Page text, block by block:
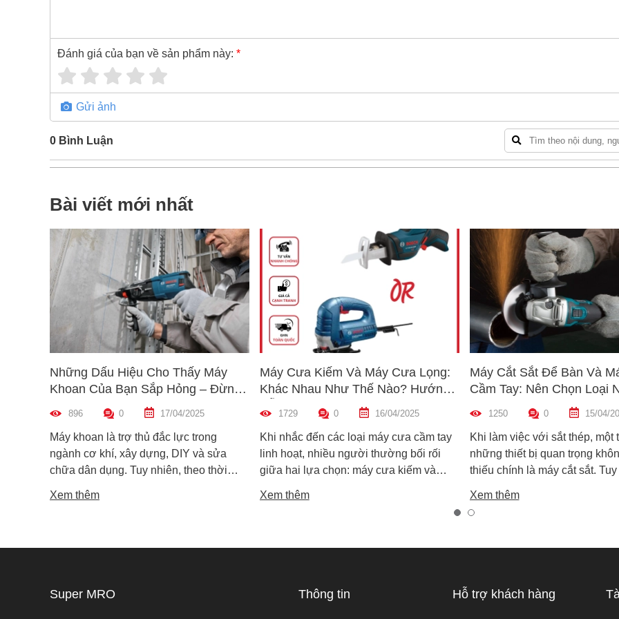
Đánh giá của bạn về sản phẩm này: *
Gửi ảnh
0 Bình Luận
Bài viết mới nhất
Những Dấu Hiệu Cho Thấy Máy
Khoan Của Bạn Sắp Hỏng – Đừng
896 0 17/04/2025
Máy khoan là trợ thủ đắc lực trong
ngành cơ khí, xây dựng, DIY và sửa
chữa dân dụng. Tuy nhiên, theo thời
xuống cấp và hư hỏng nếu không được
các dấu hiệu máy khoan sắp hỏng? Hãy
Xem thêm
Máy Cưa Kiếm Và Máy Cưa Lọng:
Khác Nhau Như Thế Nào? Hướng
Dẫn Chọn Máy Phù Hợp
1729 0 16/04/2025
Khi nhắc đến các loại máy cưa cầm tay
linh hoạt, nhiều người thường bối rối
giữa hai lựa chọn: máy cưa kiếm và
trong các công việc cắt gỗ, sắt, nhựa và
khác nhau như thế nào? Loại nào sẽ
phù hợp với công việc của bạn hơn?
Xem thêm
Máy Cắt Sắt Để Bàn Và
Cầm Tay: Nên Chọn Loại
Hợp Nhất?
1250 0 15/04/
Khi làm việc với sắt thép, một
những thiết bị quan trọng
thiếu chính là máy cắt sắt.
biến là máy cắt sắt để bàn và
sắt cầm tay, khiến nhiều
và tư vấn chọn lựa loại máy
nhất với nhu cầu sử dụng
Xem thêm
Super MRO Thông tin Hỗ trợ khách hàng